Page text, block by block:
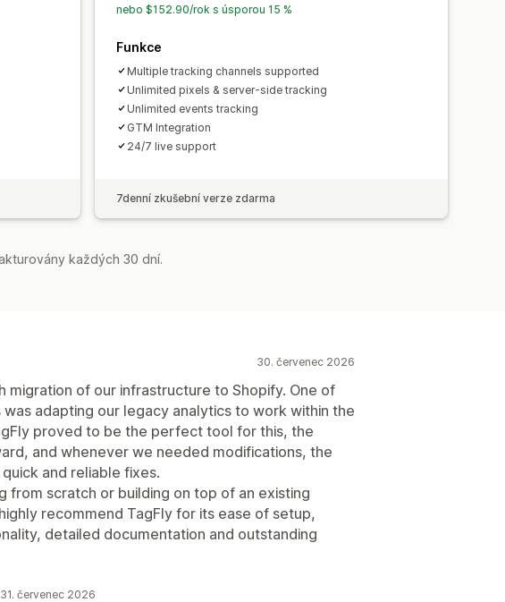
nebo $152.90/rok s úsporou 15 %
Funkce
Multiple tracking channels supported
Unlimited pixels & server-side tracking
Unlimited events tracking
GTM Integration
24/7 live support
7denní zkušební verze zdarma
každých 30 dní.
30. červenec 2026
migration of our infrastructure to Shopify. One of
adapting our legacy analytics to work within the
proved to be the perfect tool for this, the
and whenever we needed modifications, the
and reliable fixes.
from scratch or building on top of an existing
recommend TagFly for its ease of setup,
detailed documentation and outstanding
červenec 2026